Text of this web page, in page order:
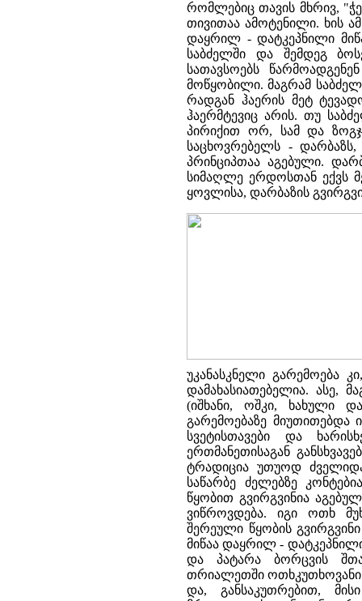
რომლებიც თავის მხრივ,
თივითაა ამოტენილი. ხის
დაყრილ - დატკეპნილი
საბძელში და შემდეგ
სათავსოებს
მოწყობილი. მაგრამ
რადგან ჰაერის მეტ
ჰაერმტევიც არის. თუ
პირიქით ორ, სამ და
საცხოვრებელს -
პრინციპთაა აგებული.
სიმაღლე ერდოსთან ექვს
ყოვლისა, დარბაზის
უკანასკნელი გარემოება
დამახასიათებელია. ასე,
(იშხანი, ოშკი, ხახული
გარემოებაზე მიუთითებდა
სვეტისთავები და
ერთმანეთისაგან
ტრადიცია უთუოდ
საწარბე ძელებზე
წყობით გვირგვინია
ვიწროვდება. იგი ოთხ
შერეული წყობის
მიწაა დაყრილ -
და პატარა ბორცვის
თრიალეთში ოთხკუთხოვანი
და, განსაკუთრებით,